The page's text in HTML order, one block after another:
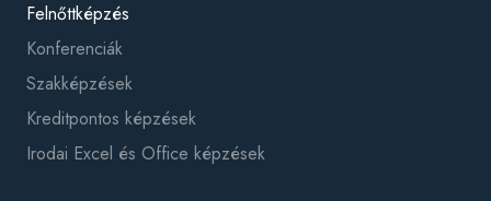
Felnőttképzés
Konferenciák
Szakképzések
Kreditpontos képzések
Irodai Excel és Office képzések